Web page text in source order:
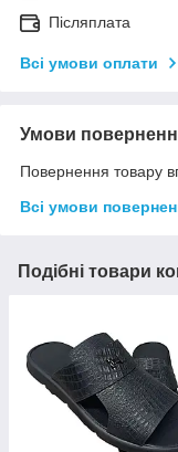
Післяплата
Всі умови оплати
Умови
Повернення товару
Всі умови
Подібні товари